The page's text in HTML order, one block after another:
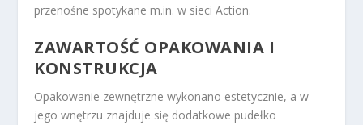
przenośne spotykane m.in. w sieci Action.
ZAWARTOŚĆ OPAKOWANIA I
KONSTRUKCJA
Opakowanie zewnętrzne wykonano estetycznie, a w
jego wnętrzu znajduje się dodatkowe pudełko